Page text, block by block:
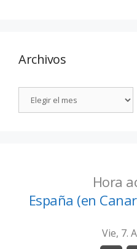
Archivos
Hora
España (en